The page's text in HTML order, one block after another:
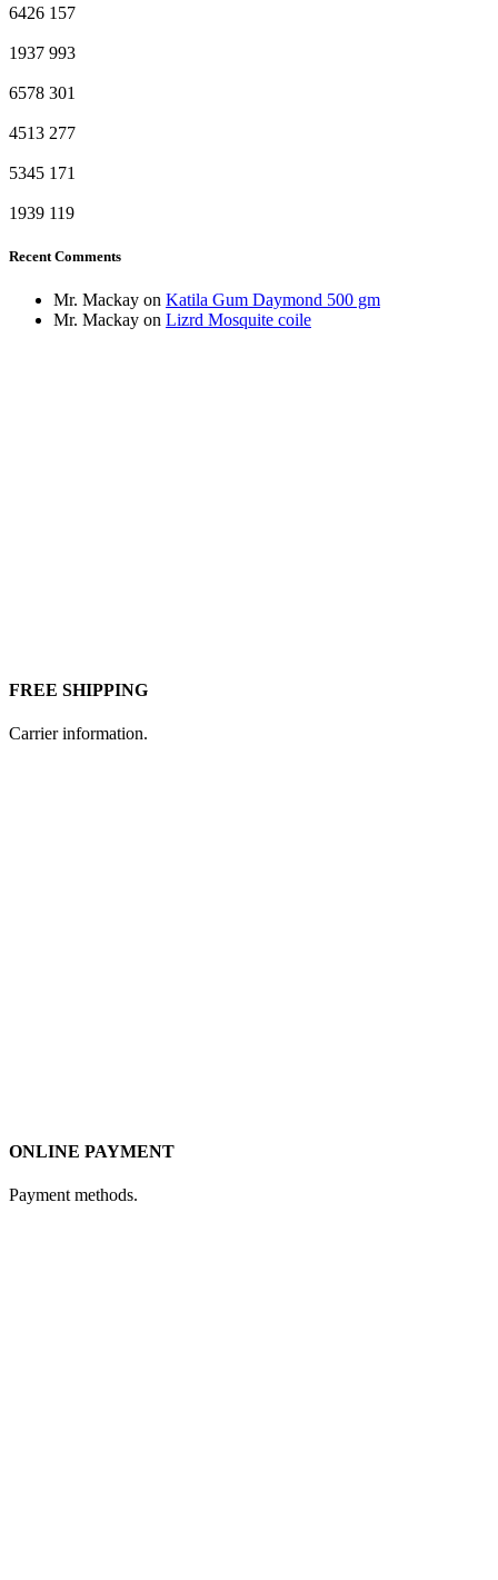
6426 157
1937 993
6578 301
4513 277
5345 171
1939 119
Recent Comments
Mr. Mackay on Katila Gum Daymond 500 gm
Mr. Mackay on Lizrd Mosquite coile
FREE SHIPPING
Carrier information.
ONLINE PAYMENT
Payment methods.